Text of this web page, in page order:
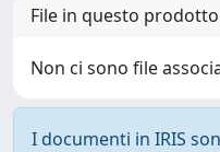
File in questo
Non ci sono file
I documenti in IRIS